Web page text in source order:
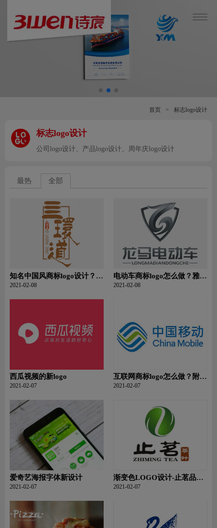
首页 > 标志logo设计
v
标志logo设计
公司logo设计、产品logo设计、周年庆logo设计
最热 全部
知名中国风商标logo设计？糖
人张中国风品牌logo设计
2021-02-08
电动车商标logo怎么做？雅迪
电动车品牌logo设计
2021-02-08
西瓜视频的新logo
2021-02-07
互联网商标logo怎么做？附有
商标logo设计创意说明
2021-02-07
爱奇艺海报字体新设计
2021-02-07
渐变色LOGO设计-止茗品牌
logo设计
2021-02-07